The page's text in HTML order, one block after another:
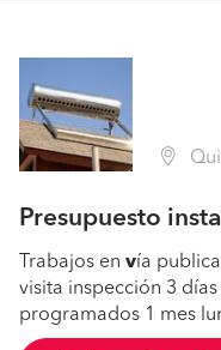
Presupuesto
Trabajos en vía
visita inspección 3
programados 1 mes